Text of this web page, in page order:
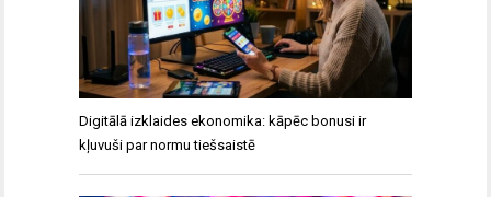
Digitālā izklaides ekonomika: kāpēc bonusi ir
kļuvuši par normu tiešsaistē